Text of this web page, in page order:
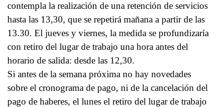
contempla la realización de una retención de servicios
hasta las 13,30, que se repetirá mañana a partir de las
13.30. El jueves y viernes, la medida se profundizaría
con retiro del lugar de trabajo una hora antes del
horario de salida: desde las 12,30.
Si antes de la semana próxima no hay novedades
sobre el cronograma de pago, ni de la cancelación del
pago de haberes, el lunes el retiro del lugar de trabajo